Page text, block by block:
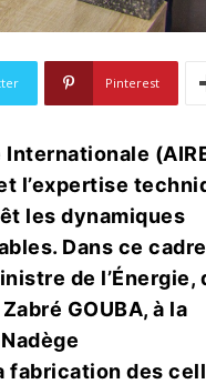
Pinterest
Internationale
l’expertise
les dynamiques
Dans ce
de l’Énergie,
GOUBA, à la
fabrication des